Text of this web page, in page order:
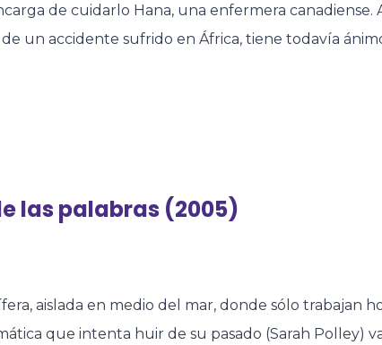
de cuidarlo Hana, una enfermera
un accidente sufrido en África, tiene todavía
las palabras (2005)
aislada en medio del mar, donde sólo trabajan
que intenta huir de su pasado (Sarah Polley)